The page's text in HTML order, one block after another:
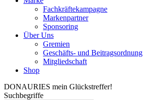
Fachkräftekampagne
Markenpartner
Sponsoring
Über Uns
Gremien
Geschäfts- und Beitragsordnung
Mitgliedschaft
Shop
DONAURIES mein Glückstreffer!
Suchbegriffe